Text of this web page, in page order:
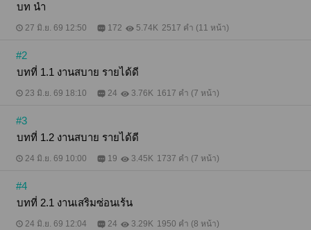
เหยียนจิ้งอีคิดคำนวณอย่างถ้วนถี่ ในที่สุดก็ตัดสินใจพุ่ง
เข้าไปรับกระบี่แทนพระสวามี จ่ายเบี้ยประกันชีวิตงวด
ทำงานหนักแทบตาย สุดท้ายก็ตายเพราะงานจริงๆ แต่
จะตาย นี่มันชาติที่สามแล้วนะ!? อย่า... อย่าให้มีครั้งที่สี่
ที่เก่าพอเลย งานหนักไม่เคยทำให้ใครตาย คนพูดคือเจ้า
นาย คนตายคือนาง แม่งเอ๊ย มารดาไม่ทำแล้ว มารดา
จะหยุดงานประท้วง!? แนะนำให้ลองอ่านตัวอย่างก่อนซื้อ
นะคะเผื่อบางคนที่ชอบแบบแก้แค้นอาจไม่ตอบโจทย์
บท นำ
27 มิ.ย. 69 12:50 172 5.74K 2517 คำ (11 หน้า)
#2
บทที่ 1.1 งานสบาย รายได้ดี
23 มิ.ย. 69 18:10 24 3.76K 1617 คำ (7 หน้า)
#3
บทที่ 1.2 งานสบาย รายได้ดี
24 มิ.ย. 69 10:00 19 3.45K 1737 คำ (7 หน้า)
#4
บทที่ 2.1 งานเสริมซ่อนเร้น
24 มิ.ย. 69 12:04 24 3.29K 1950 คำ (8 หน้า)